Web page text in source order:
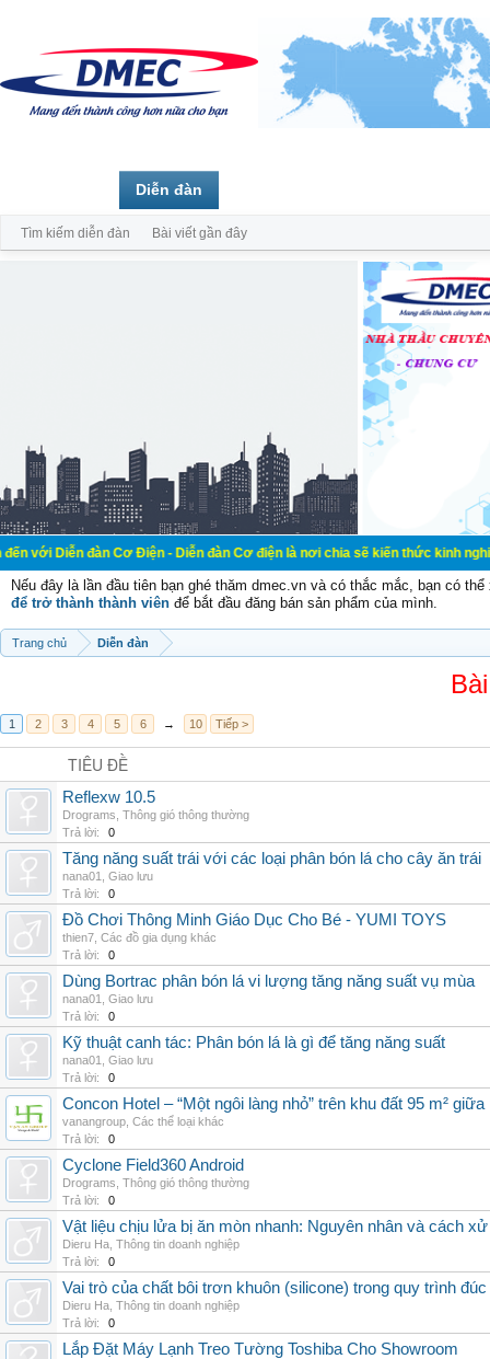
đàn Cơ Điện - Diễn đàn Cơ điện là nơi chia sẽ kiến thức kinh nghiệm
Nếu đây là lần đầu tiên bạn ghé thăm dmec.vn và có thắc mắc, bạn có
để trở thành thành viên để bắt đầu đăng bán sản phẩm của mình.
Trang chủ Diễn đàn
1 2 3 4 5 6 → 10 Tiếp >
TIÊU ĐỀ
Reflexw 10.5
Drograms Thông gió thông thường
Trả lời:
0
Tăng năng suất trái với các loại phân bón lá cho cây ăn trái
nana01
Giao lưu
Trả lời:
0
Đồ Chơi Thông Minh Giáo Dục Cho Bé - YUMI TOYS
thien7 Các đồ gia dụng khác
Trả lời:
0
Dùng Bortrac phân bón lá vi lượng tăng năng suất vụ mùa
nana01
Giao lưu
Trả lời:
0
Kỹ thuật canh tác: Phân bón lá là gì để tăng năng suất
nana01
Giao lưu
Trả lời:
0
Concon Hotel – “Một ngôi làng nhỏ” trên khu đất 95 m²
vanangroup Các thể loại khác
Trả lời:
0
Cyclone Field360 Android
Drograms Thông gió thông thường
Trả lời:
0
Vật liệu chịu lửa bị ăn mòn nhanh: Nguyên nhân và cách
Dieru Ha Thông tin doanh nghiệp
Trả lời:
0
Vai trò của chất bôi trơn khuôn (silicone) trong quy trình
Dieru Ha Thông tin doanh nghiệp
Trả lời:
0
Lắp Đặt Máy Lạnh Treo Tường Toshiba Cho Showroom
Diễn đàn
Tìm kiếm diễn đàn Bài viết gần đây